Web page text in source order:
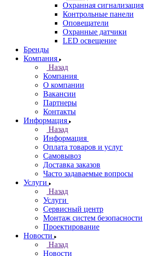
Охранная сигнализация
Контрольные панели
Оповещатели
Охранные датчики
LED освещение
Бренды
Компания
Назад
Компания
О компании
Вакансии
Партнеры
Контакты
Информация
Назад
Информация
Оплата товаров и услуг
Самовывоз
Доставка заказов
Часто задаваемые вопросы
Услуги
Назад
Услуги
Сервисный центр
Монтаж систем безопасности
Проектирование
Новости
Назад
Новости